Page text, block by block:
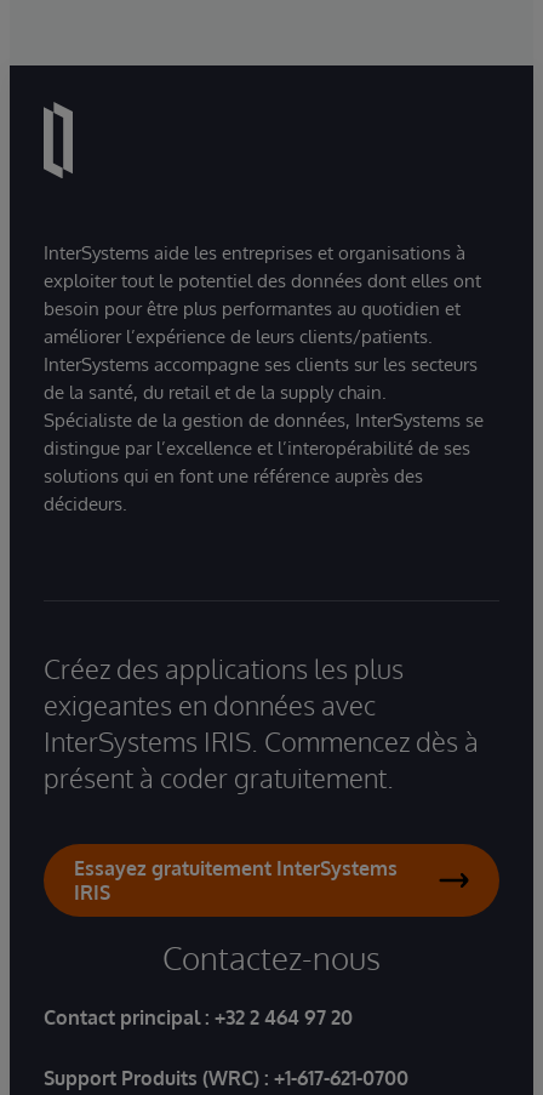
InterSystems aide les entreprises et organisations à
exploiter tout le potentiel des données dont elles ont
besoin pour être plus performantes au quotidien et
améliorer l’expérience de leurs clients/patients.
InterSystems accompagne ses clients sur les secteurs
de la santé, du retail et de la supply chain.
Spécialiste de la gestion de données, InterSystems se
distingue par l’excellence et l’interopérabilité de ses
solutions qui en font une référence auprès des
décideurs.
Créez des applications les plus
exigeantes en données avec
InterSystems IRIS. Commencez dès à
présent à coder gratuitement.
Essayez gratuitement InterSystems
IRIS
Contactez-nous
Contact principal : +32 2 464 97 20
Support Produits (WRC) : +1-617-621-0700